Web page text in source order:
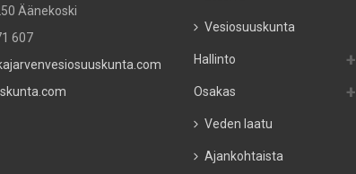
Äänekoski
607
Vesiosuuskunta
Hallinto
Osakas
Veden laatu
Ajankohtaista